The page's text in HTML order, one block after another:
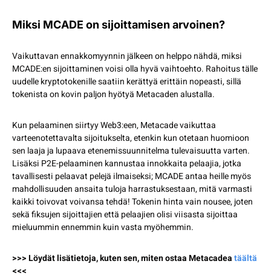
Miksi MCADE on sijoittamisen arvoinen?
Vaikuttavan ennakkomyynnin jälkeen on helppo nähdä, miksi
MCADE:en sijoittaminen voisi olla hyvä vaihtoehto. Rahoitus tälle
uudelle kryptotokenille saatiin kerättyä erittäin nopeasti, sillä
tokenista on kovin paljon hyötyä Metacaden alustalla.
Kun pelaaminen siirtyy Web3:een, Metacade vaikuttaa
varteenotettavalta sijoitukselta, etenkin kun otetaan huomioon
sen laaja ja lupaava etenemissuunnitelma tulevaisuutta varten.
Lisäksi P2E-pelaaminen kannustaa innokkaita pelaajia, jotka
tavallisesti pelaavat pelejä ilmaiseksi; MCADE antaa heille myös
mahdollisuuden ansaita tuloja harrastuksestaan, mitä varmasti
kaikki toivovat voivansa tehdä! Tokenin hinta vain nousee, joten
sekä fiksujen sijoittajien että pelaajien olisi viisasta sijoittaa
mieluummin ennemmin kuin vasta myöhemmin.
>>> Löydät lisätietoja, kuten sen, miten ostaa Metacadeatäältä
<<<